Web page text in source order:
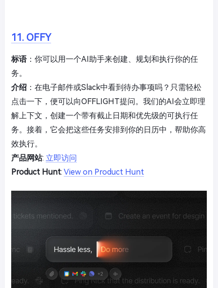
11. OFFY
标语：你可以用一个AI助手来创建、规划和执行你的任
务。
介绍 ：在电子邮件或Slack中看到待办事项吗？只需轻松
点击一下，便可以向OFFLIGHT提问。我们的AI会立即理
解上下文，创建一个带有截止日期和优先级的可执行任
务。接着，它会把这些任务安排到你的日历中，帮助你高
效执行。
产品网站: 立即访问
Product Hunt: View on Product Hunt